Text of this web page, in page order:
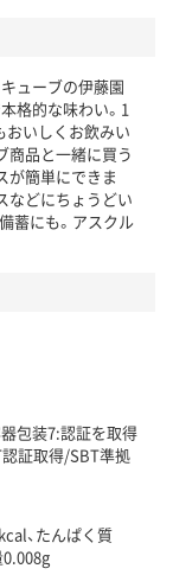
「
確認できます。
ューブの伊藤園
格的な味わい。1
おいしくお飲みい
商品と一緒に買う
が簡単にできま
などにちょうどい
蓄にも。アスクル
包装7:認証を取得
証取得/SBT準拠
、たんぱく質
0.008g